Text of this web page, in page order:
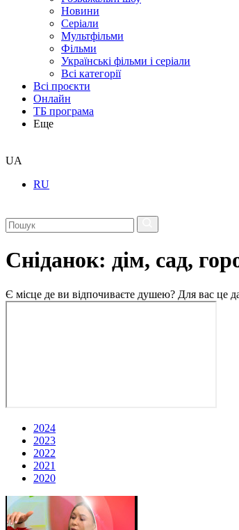
Новини
Серіали
Мультфільми
Фільми
Українські фільми і серіали
Всі категорії
Всі проєкти
Онлайн
ТБ програма
Еще
UA
RU
Сніданок: дім, сад,
Є місце де ви відпочиваєте душею? Для вас це
2024
2023
2022
2021
2020